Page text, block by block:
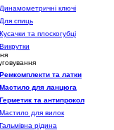
Динамометричні ключі
Для спиць
Кусачки та плоскогубці
Викрутки
Ремкомплекти та латки
Мастило для ланцюга
Герметик та антипрокол
Мастило для вилок
Гальмівна рідина